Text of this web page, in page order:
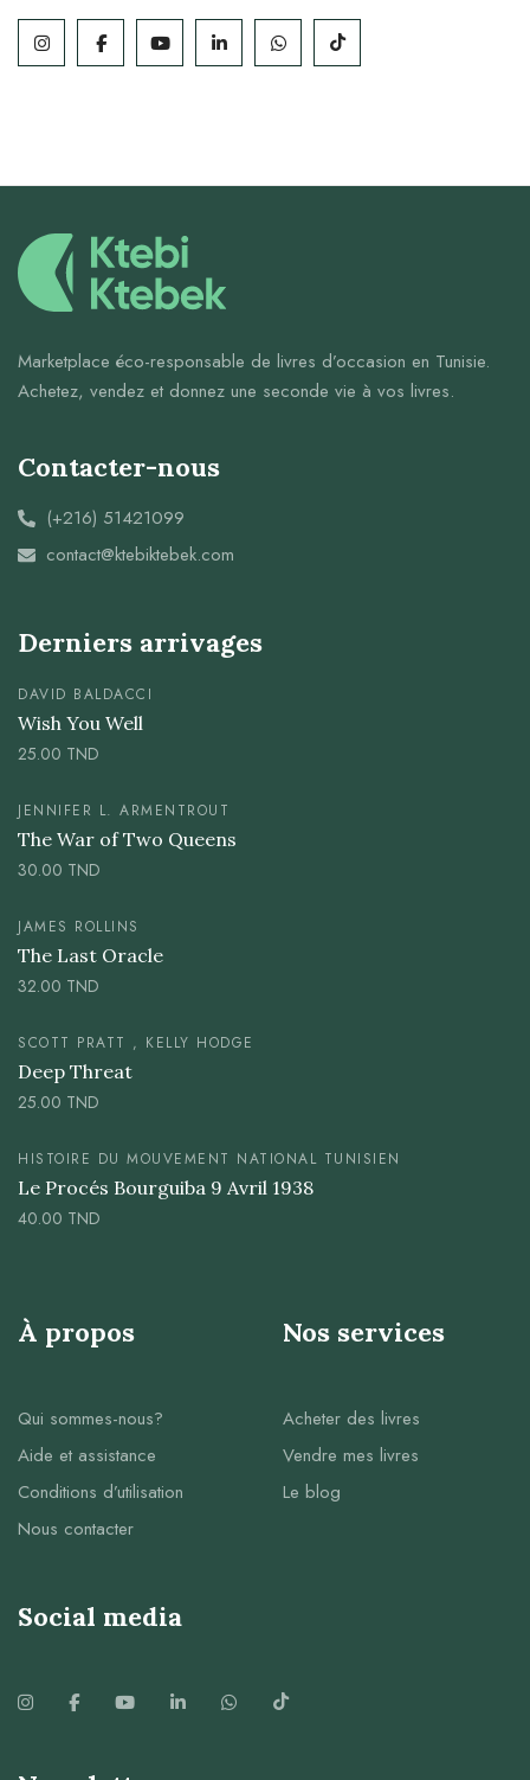
Marketplace éco-responsable de livres d’occasion en Tunisie.
Achetez, vendez et donnez une seconde vie à vos livres.
Contacter-nous
(+216) 51421099
contact@ktebiktebek.com
Derniers arrivages
DAVID BALDACCI
Wish You Well
25.00 TND
JENNIFER L. ARMENTROUT
The War of Two Queens
30.00 TND
JAMES ROLLINS
The Last Oracle
32.00 TND
SCOTT PRATT , KELLY HODGE
Deep Threat
25.00 TND
HISTOIRE DU MOUVEMENT NATIONAL TUNISIEN
Le Procés Bourguiba 9 Avril 1938
40.00 TND
À propos
Qui sommes-nous?
Aide et assistance
Conditions d’utilisation
Nous contacter
Nos services
Acheter des livres
Vendre mes livres
Le blog
Social media